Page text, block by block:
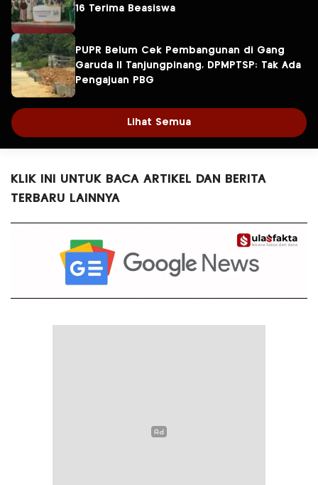
16 Terima Beasiswa
PUPR Belum Cek Pembangunan di Gang
Garuda II Tanjungpinang, DPMPTSP: Tak Ada
Pengajuan PBG
Lihat Semua
KLIK INI UNTUK BACA ARTIKEL DAN BERITA
TERBARU LAINNYA